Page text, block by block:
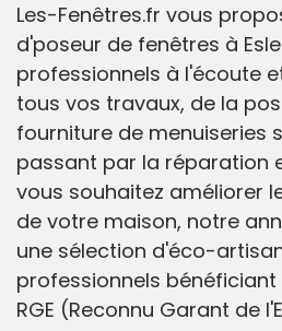
Les-Fenêtres.fr vous
d'poseur de fenêtres à
professionnels à l'écoute
tous vos travaux, de la
fourniture de menuiseries
passant par la réparation
vous souhaitez améliorer
de votre maison, notre
une sélection d'éco-
professionnels
RGE (Reconnu Garant de